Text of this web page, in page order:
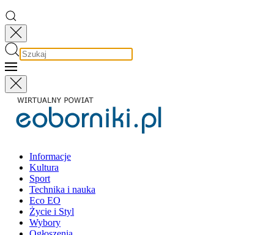
Informacje
Kultura
Sport
Technika i nauka
Eco EO
Życie i Styl
Wybory